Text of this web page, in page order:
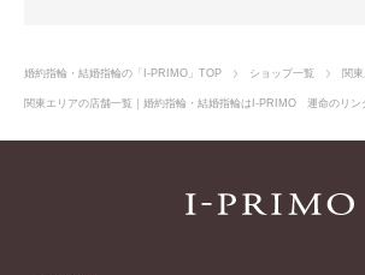
婚約指輪・結婚指輪の「I-PRIMO」TOP ショップ一覧 関
関東エリアの店舗一覧｜婚約指輪・結婚指輪はI-PRIMO 運命のリ